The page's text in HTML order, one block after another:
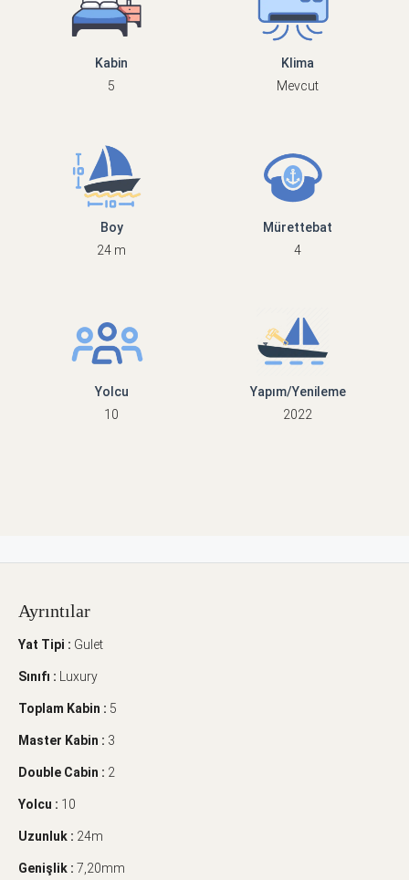
Kabin
5
Klima
Mevcut
Boy
24 m
Mürettebat
4
Yolcu
10
Yapım/Yenileme
2022
Ayrıntılar
Yat Tipi : Gulet
Sınıfı : Luxury
Toplam Kabin : 5
Master Kabin : 3
Double Cabin : 2
Yolcu : 10
Uzunluk : 24m
Genişlik : 7,20mm